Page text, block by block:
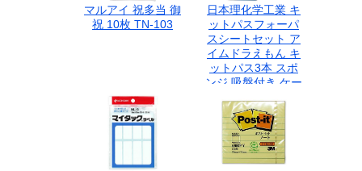
マルアイ 祝多当 御
祝 10枚 TN-103
日本理化学工業 キ
ットパスフォーパ
スシートセット ア
イムドラえもん キ
ットパス3本 スポ
ンジ 吸盤付き ケー